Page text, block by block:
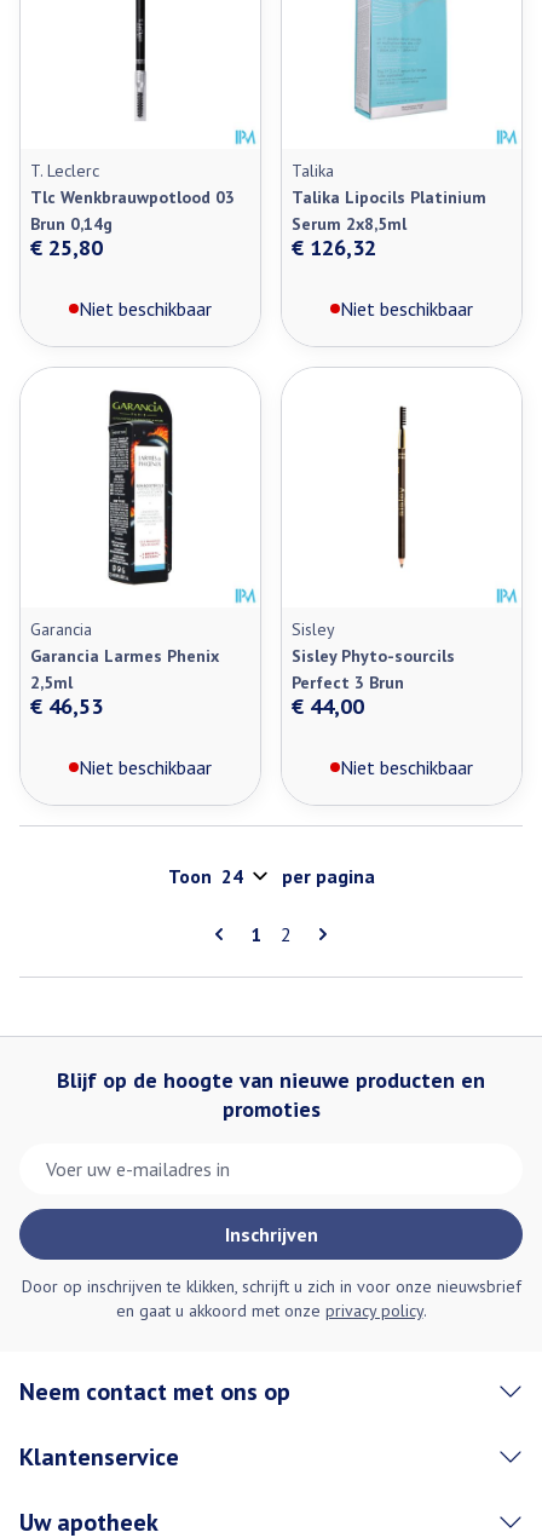
T. Leclerc
Tlc Wenkbrauwpotlood 03
Brun 0,14g
€ 25,80
Niet beschikbaar
Talika
Talika Lipocils Platinium
Serum 2x8,5ml
€ 126,32
Niet beschikbaar
Garancia
Garancia Larmes Phenix
2,5ml
€ 46,53
Niet beschikbaar
Sisley
Sisley Phyto-sourcils
Perfect 3 Brun
€ 44,00
Niet beschikbaar
Pagina's
U lees momenteel pagina
1 Pagina
2
Toon per pagina
Blijf op de hoogte van nieuwe producten en
promoties
Inschrijven
Door op inschrijven te klikken, schrijft u zich in voor onze nieuwsbrief
en gaat u akkoord met onze privacy policy.
Neem contact met ons op
Klantenservice
Uw apotheek